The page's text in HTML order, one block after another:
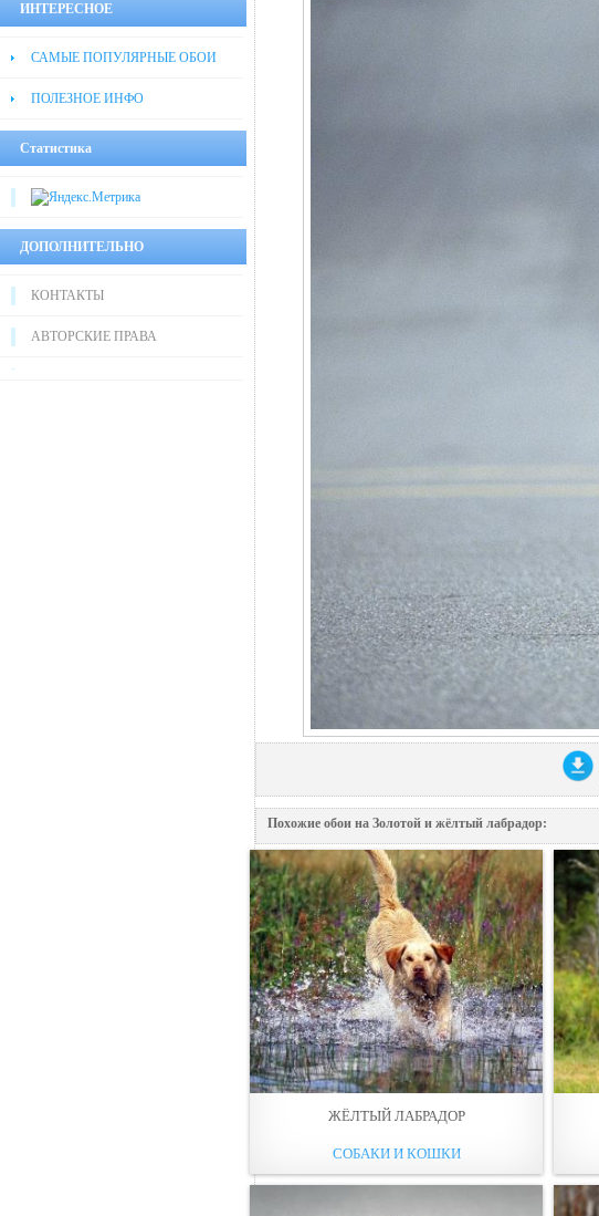
ИНТЕРЕСНОЕ
САМЫЕ ПОПУЛЯРНЫЕ ОБОИ
ПОЛЕЗНОЕ ИНФО
Статистика
ДОПОЛНИТЕЛЬНО
КОНТАКТЫ
АВТОРСКИЕ ПРАВА
Похожие обои на Золотой и жёлтый лабрадор:
ЖЁЛТЫЙ ЛАБРАДОР
СОБАКИ И КОШКИ